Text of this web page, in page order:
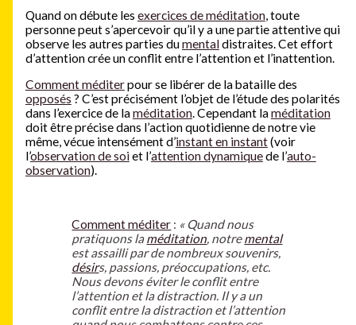
Quand on débute les exercices de méditation, toute
personne peut s’apercevoir qu’il y a une partie attentive qui
observe les autres parties dumentaldistraites. Cet effort
d’attention crée un conflit entre l’attention et l’inattention.
Comment méditerpour se libérer de la bataille des
opposés ? C’est précisément l’objet de l’étude des polarités
dans l’exercice de laméditation. Cependant laméditation
doit être précise dans l’action quotidienne de notre vie
même, vécue intensément d’instant en instant(voir
l’observation de soiet l’attention dynamiquede l’auto-
observation).
Comment méditer : « Quand nous
pratiquons laméditation, notremental
est assailli par de nombreux souvenirs,
désirs, passions, préoccupations, etc.
Nous devons éviter le conflit entre
l’attention et la distraction. Il y a un
conflit entre la distraction et l’attention